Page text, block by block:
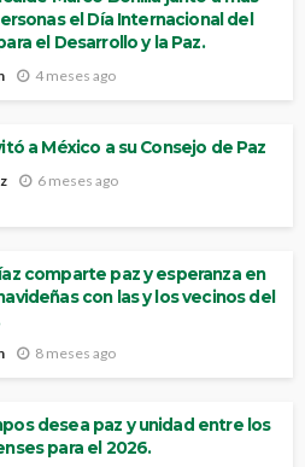
el Día Internacional del
el Desarrollo y la Paz.
4 meses ago
a México a su Consejo de Paz
6 meses ago
comparte paz y esperanza en
con las y los vecinos del
8 meses ago
desea paz y unidad entre los
para el 2026.